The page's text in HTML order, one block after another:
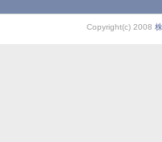
Copyright(c) 2008